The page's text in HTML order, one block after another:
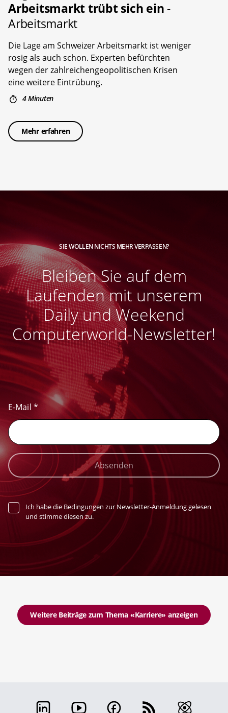
Arbeitsmarkt trübt sich ein -
Arbeitsmarkt
Die Lage am Schweizer Arbeitsmarkt ist weniger
rosig als auch schon. Experten befürchten
wegen der zahlreichengeopolitischen Krisen
eine weitere Eintrübung.
4 Minuten
Mehr erfahren
SIE WOLLEN NICHTS MEHR VERPASSEN?
Bleiben Sie auf dem
Laufenden mit unserem
Daily und Weekend
Computerworld-Newsletter!
E-Mail *
Absenden
Ich habe die Bedingungen zur Newsletter-Anmeldung gelesen
und stimme diesen zu.
Weitere Beiträge zum Thema «Karriere» anzeigen